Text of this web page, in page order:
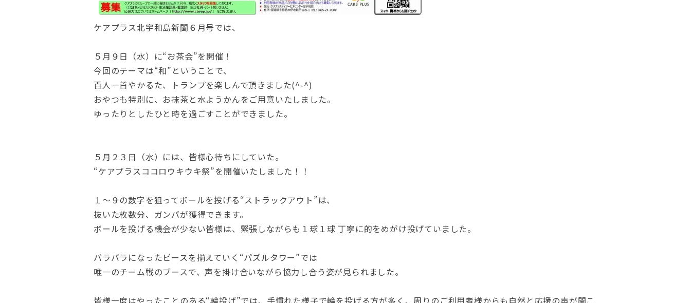
ケアプラス北宇和島新聞６月号では、
５月９日（水）に“お茶会”を開催！
今回のテーマは“和”ということで、
百人一首やかるた、トランプを楽しんで頂きました(^-^)
おやつも特別に、お抹茶と水ようかんをご用意いたしました。
ゆったりとしたひと時を過ごすことができました。
５月２３日（水）には、皆様心待ちにしていた。
“ケアプラスココロウキウキ祭”を開催いたしました！！
１～９の数字を狙ってボールを投げる“ストラックアウト”は、
抜いた枚数分、ガンバが獲得できます。
ボールを投げる機会が少ない皆様は、緊張しながらも１球１球 丁寧に的をめがけ投げていました。
バラバラになったピースを揃えていく“パズルタワー”では
唯一のチーム戦のブースで、声を掛け合いながら協力し合う姿が見られました。
皆様一度はやったことのある“輪投げ”では、手慣れた様子で輪を投げる方が多く、周りのご利用者様からも自然と応援の声が聞こ